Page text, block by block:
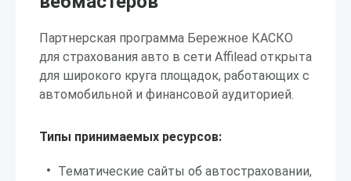
Партнерская программа Бережное КАСКО
для страхования авто в сети Affilead открыта
для широкого круга площадок, работающих с
автомобильной и финансовой аудиторией.
Типы принимаемых ресурсов:
Тематические сайты об автостраховании,